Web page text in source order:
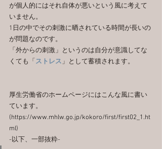
が個人的にはそれ自体が悪いという風に考えて
いません。
1日の中でその刺激に晒されている時間が長いの
が問題なのです。
「外からの刺激」というのは自分が意識してな
くても「 ストレス」として蓄積されます。
厚生労働省のホームページにはこんな風に書い
ています。
(https://www.mhlw.go.jp/kokoro/first/first02_1.ht
ml)
-以下、一部抜粋-